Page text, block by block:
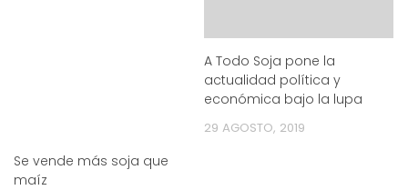
Se vende más soja que
maíz
A Todo Soja pone la
actualidad política y
económica bajo la lupa
29 AGOSTO, 2019